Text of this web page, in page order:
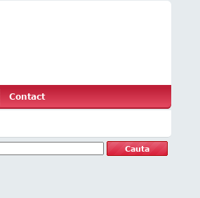
Contact